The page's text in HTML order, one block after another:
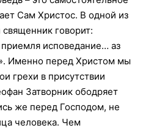
Сам Христос. В одной из
говорит:
исповедание… аз
Именно перед Христом мы
грехи в присутствии
Затворник ободряет
же перед Господом, не
человека. Чем